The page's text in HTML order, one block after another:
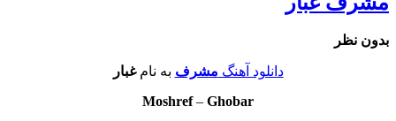
بدون نظر
دانلود آهنگ مشرف به نامغبار
Moshref– Ghobar